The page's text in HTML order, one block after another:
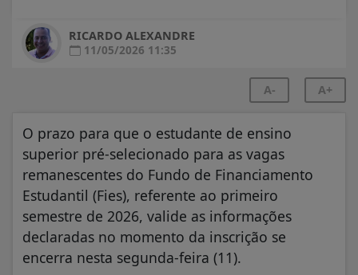
RICARDO ALEXANDRE
11/05/2026 11:35
A- A+
O prazo para que o estudante de ensino
superior pré-selecionado para as vagas
remanescentes do Fundo de Financiamento
Estudantil (Fies), referente ao primeiro
semestre de 2026, valide as informações
declaradas no momento da inscrição se
encerra nesta segunda-feira (11).